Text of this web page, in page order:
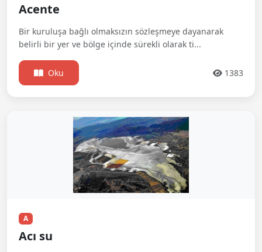
Acente
Bir kuruluşa bağlı olmaksızın sözleşmeye dayanarak
belirli bir yer ve bölge içinde sürekli olarak ti...
Oku 1383
A
Acı su